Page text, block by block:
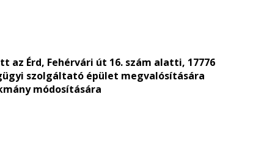
az Érd, Fehérvári út 16. szám alatti, 17776
szolgáltató épület megvalósítására
módosítására